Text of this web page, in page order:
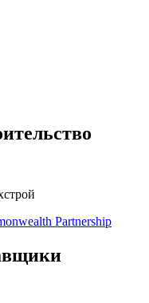
Partnership